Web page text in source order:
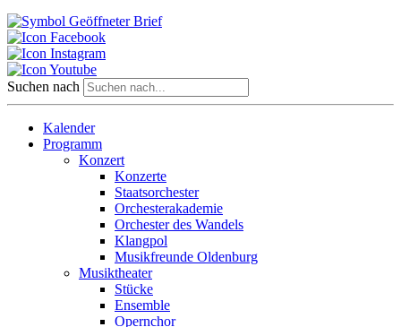
Suchen nach
Kalender
Programm
Konzert
Konzerte
Staatsorchester
Orchesterakademie
Orchester des Wandels
Klangpol
Musikfreunde Oldenburg
Musiktheater
Stücke
Ensemble
Opernchor